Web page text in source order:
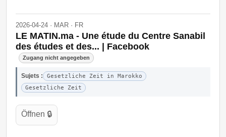
2026-04-24 · MAR · FR
LE MATIN.ma - Une étude du Centre Sanabil
des études et des... | Facebook
Zugang nicht angegeben
Sujets :
Gesetzliche Zeit in Marokko
Gesetzliche Zeit
Öffnen 🔒